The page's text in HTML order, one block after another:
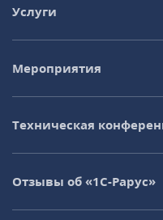
Услуги
Мероприятия
Техническая
Отзывы об «1С-Рарус»